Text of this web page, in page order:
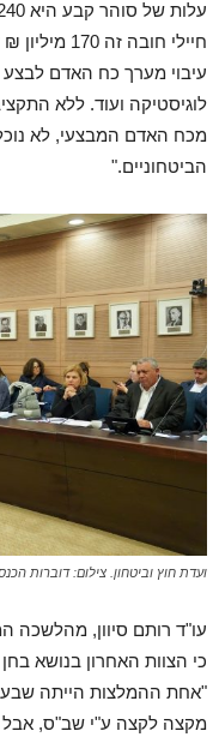
חיילי חובה
עיבוי מערך כח האדם לבצע
לוגיסטיקה ועוד. ללא
מכח האדם המבצעי, לא
הביטחוניים."
ועדת חוץ וביטחון. צילום: דוברות
עו"ד רותם סיוון, מהלשכה
כי הצוות האחרון בנושא
"אחת ההמלצות הייתה
מקצה לקצה ע"י שב"ס, אבל